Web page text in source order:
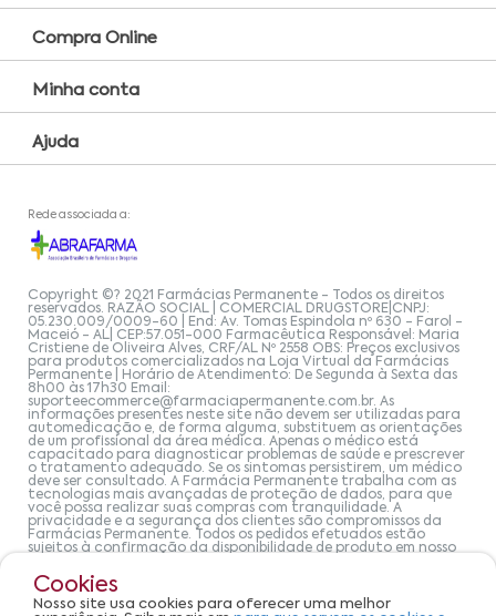
Cookies
Nosso site usa cookies para oferecer uma melhor
Compra Online
Minha conta
Ajuda
Rede associada a:
Copyright ©? 2021 Farmácias Permanente - Todos os direitos
reservados. RAZÃO SOCIAL | COMERCIAL DRUGSTORE|CNPJ:
05.230.009/0009-60 | End: Av. Tomas Espindola nº 630 - Farol -
Maceió - AL| CEP:57.051-000 Farmacêutica Responsável: Maria
Cristiene de Oliveira Alves, CRF/AL Nº 2558 OBS: Preços exclusivos
para produtos comercializados na Loja Virtual da Farmácias
Permanente | Horário de Atendimento: De Segunda à Sexta das
8h00 às 17h30 Email:
suporteecommerce@farmaciapermanente.com.br. As
informações presentes neste site não devem ser utilizadas para
automedicação e, de forma alguma, substituem as orientações
de um profissional da área médica. Apenas o médico está
capacitado para diagnosticar problemas de saúde e prescrever
o tratamento adequado. Se os sintomas persistirem, um médico
deve ser consultado. A Farmácia Permanente trabalha com as
tecnologias mais avançadas de proteção de dados, para que
você possa realizar suas compras com tranquilidade. A
privacidade e a segurança dos clientes são compromissos da
Farmácias Permanente. Todos os pedidos efetuados estão
sujeitos à confirmação da disponibilidade de produto em nosso